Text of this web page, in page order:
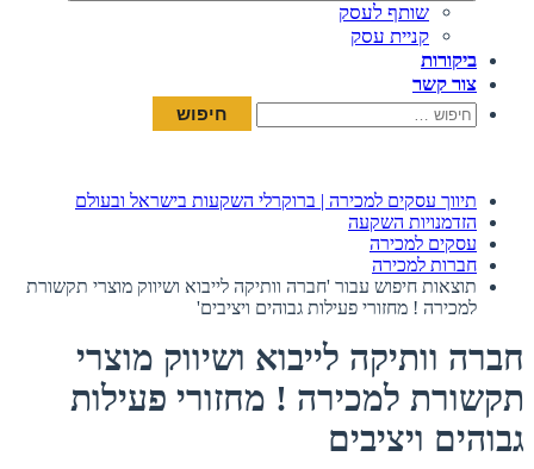
שותף לעסק
קניית עסק
ביקורות
צור קשר
חיפוש:
תיווך עסקים למכירה | ברוקרלי השקעות בישראל ובעולם
הזדמנויות השקעה
עסקים למכירה
חברות למכירה
תוצאות חיפוש עבור 'חברה וותיקה לייבוא ושיווק מוצרי תקשורת
למכירה ! מחזורי פעילות גבוהים ויציבים'
חברה וותיקה לייבוא ושיווק מוצרי
תקשורת למכירה ! מחזורי פעילות
גבוהים ויציבים